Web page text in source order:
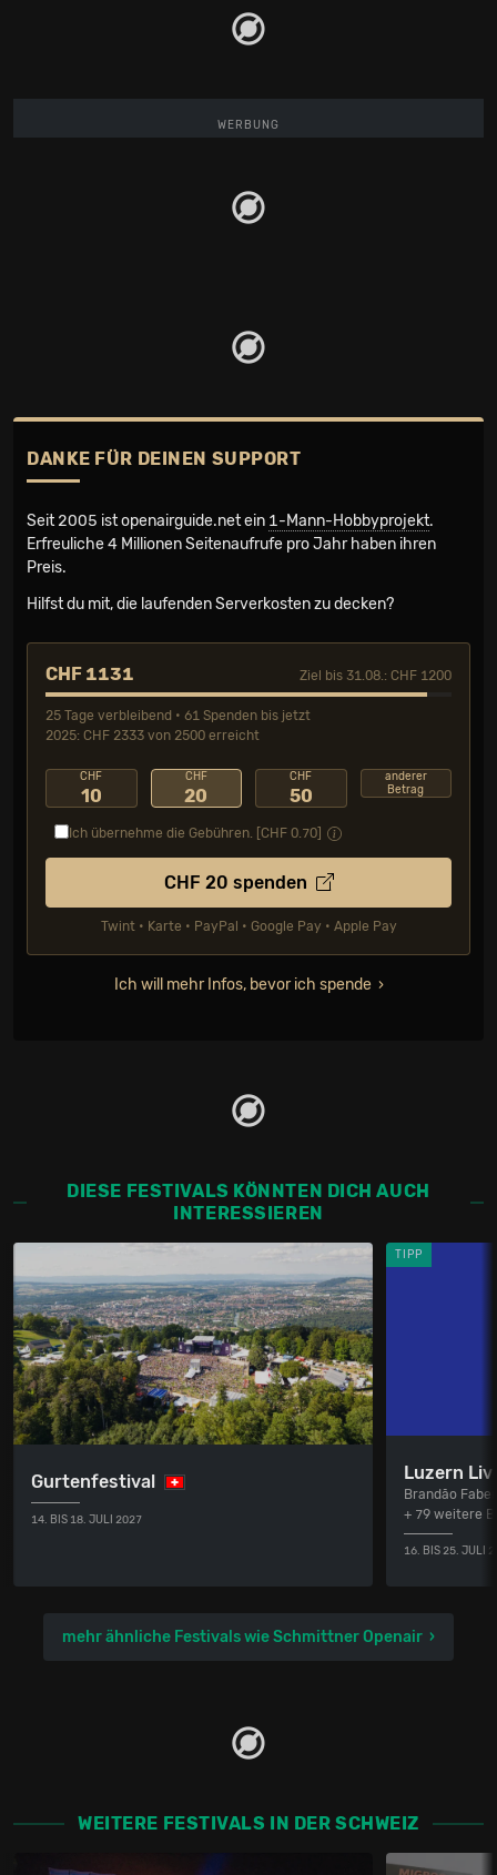
WERBUNG
DANKE FÜR DEINEN SUPPORT
Seit 2005 ist openairguide.net ein 1-Mann-Hobbyprojekt.
Erfreuliche 4 Millionen Seiten­aufrufe pro Jahr haben ihren
Preis.
Hilfst du mit, die laufenden Serverkosten zu decken?
CHF 1131 Ziel bis 31.08.: CHF 1200
25 Tage verbleibend • 61 Spenden bis jetzt
2025: CHF 2333 von 2500 erreicht
CHF
10
CHF
20
CHF
50
anderer
Betrag
Ich übernehme die Gebühren. [CHF 0.70
CHF 20 spenden
Twint • Karte • PayPal • Google Pay • Apple Pay
Ich will mehr Infos, bevor ich spende
DIESE FESTIVALS KÖNNTEN DICH AUCH
INTERESSIEREN
Gurtenfestival
14. BIS 18. JULI 2027
TIPP
Luzern
Brandão
+ 79 weitere
16. BIS 25. JULI
mehr ähnliche Festivals wie Schmittner Openair
WEITERE FESTIVALS IN DER SCHWEIZ